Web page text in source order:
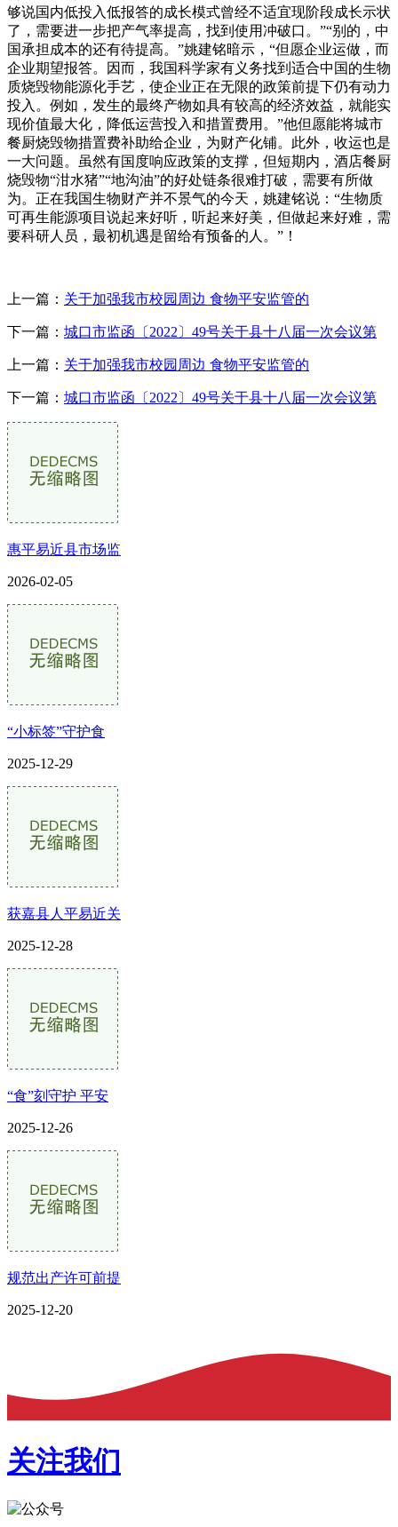
够说国内低投入低报答的成长模式曾经不适宜现阶段成长示状
了，需要进一步把产气率提高，找到使用冲破口。”“别的，中
国承担成本的还有待提高。”姚建铭暗示，“但愿企业运做，而
企业期望报答。因而，我国科学家有义务找到适合中国的生物
质烧毁物能源化手艺，使企业正在无限的政策前提下仍有动力
投入。例如，发生的最终产物如具有较高的经济效益，就能实
现价值最大化，降低运营投入和措置费用。”他但愿能将城市
餐厨烧毁物措置费补助给企业，为财产化铺。此外，收运也是
一大问题。虽然有国度响应政策的支撑，但短期内，酒店餐厨
烧毁物“泔水猪”“地沟油”的好处链条很难打破，需要有所做
为。正在我国生物财产并不景气的今天，姚建铭说：“生物质
可再生能源项目说起来好听，听起来好美，但做起来好难，需
要科研人员，最初机遇是留给有预备的人。”！
上一篇： 关于加强我市校园周边 食物平安监管的
下一篇： 城口市监函〔2022〕49号关于县十八届一次会议第
上一篇： 关于加强我市校园周边 食物平安监管的
下一篇： 城口市监函〔2022〕49号关于县十八届一次会议第
惠平易近县市场监
2026-02-05
“小标签”守护食
2025-12-29
获嘉县人平易近关
2025-12-28
“食”刻守护 平安
2025-12-26
规范出产许可前提
2025-12-20
关注我们